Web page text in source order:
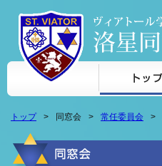
本文へジャンプ
トップ 同窓会 常任委員会